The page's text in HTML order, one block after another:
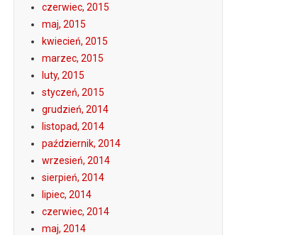
czerwiec, 2015
maj, 2015
kwiecień, 2015
marzec, 2015
luty, 2015
styczeń, 2015
grudzień, 2014
listopad, 2014
październik, 2014
wrzesień, 2014
sierpień, 2014
lipiec, 2014
czerwiec, 2014
maj, 2014